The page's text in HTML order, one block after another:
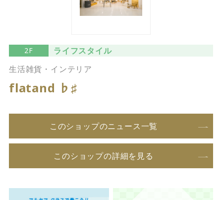
2F
ライフスタイル
生活雑貨・インテリア
flatand ♭♯
このショップのニュース一覧
このショップの詳細を見る